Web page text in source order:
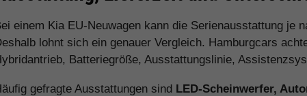
einem Kia EU-Neuwagen kann die Serienausstattung je
lohnt sich ein genauer Vergleich. Hamburgcars
Batteriegröße, Ausstattungslinie,
gefragte Ausstattungen sind LED-Scheinwerfer,